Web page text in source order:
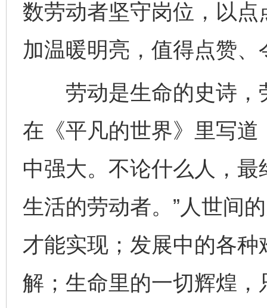
数劳动者坚守岗位，以
加温暖明亮，值得点赞、
劳动是生命的史诗，
在《平凡的世界》里写道
中强大。不论什么人，
生活的劳动者。”人世间
才能实现；发展中的各
解；生命里的一切辉煌